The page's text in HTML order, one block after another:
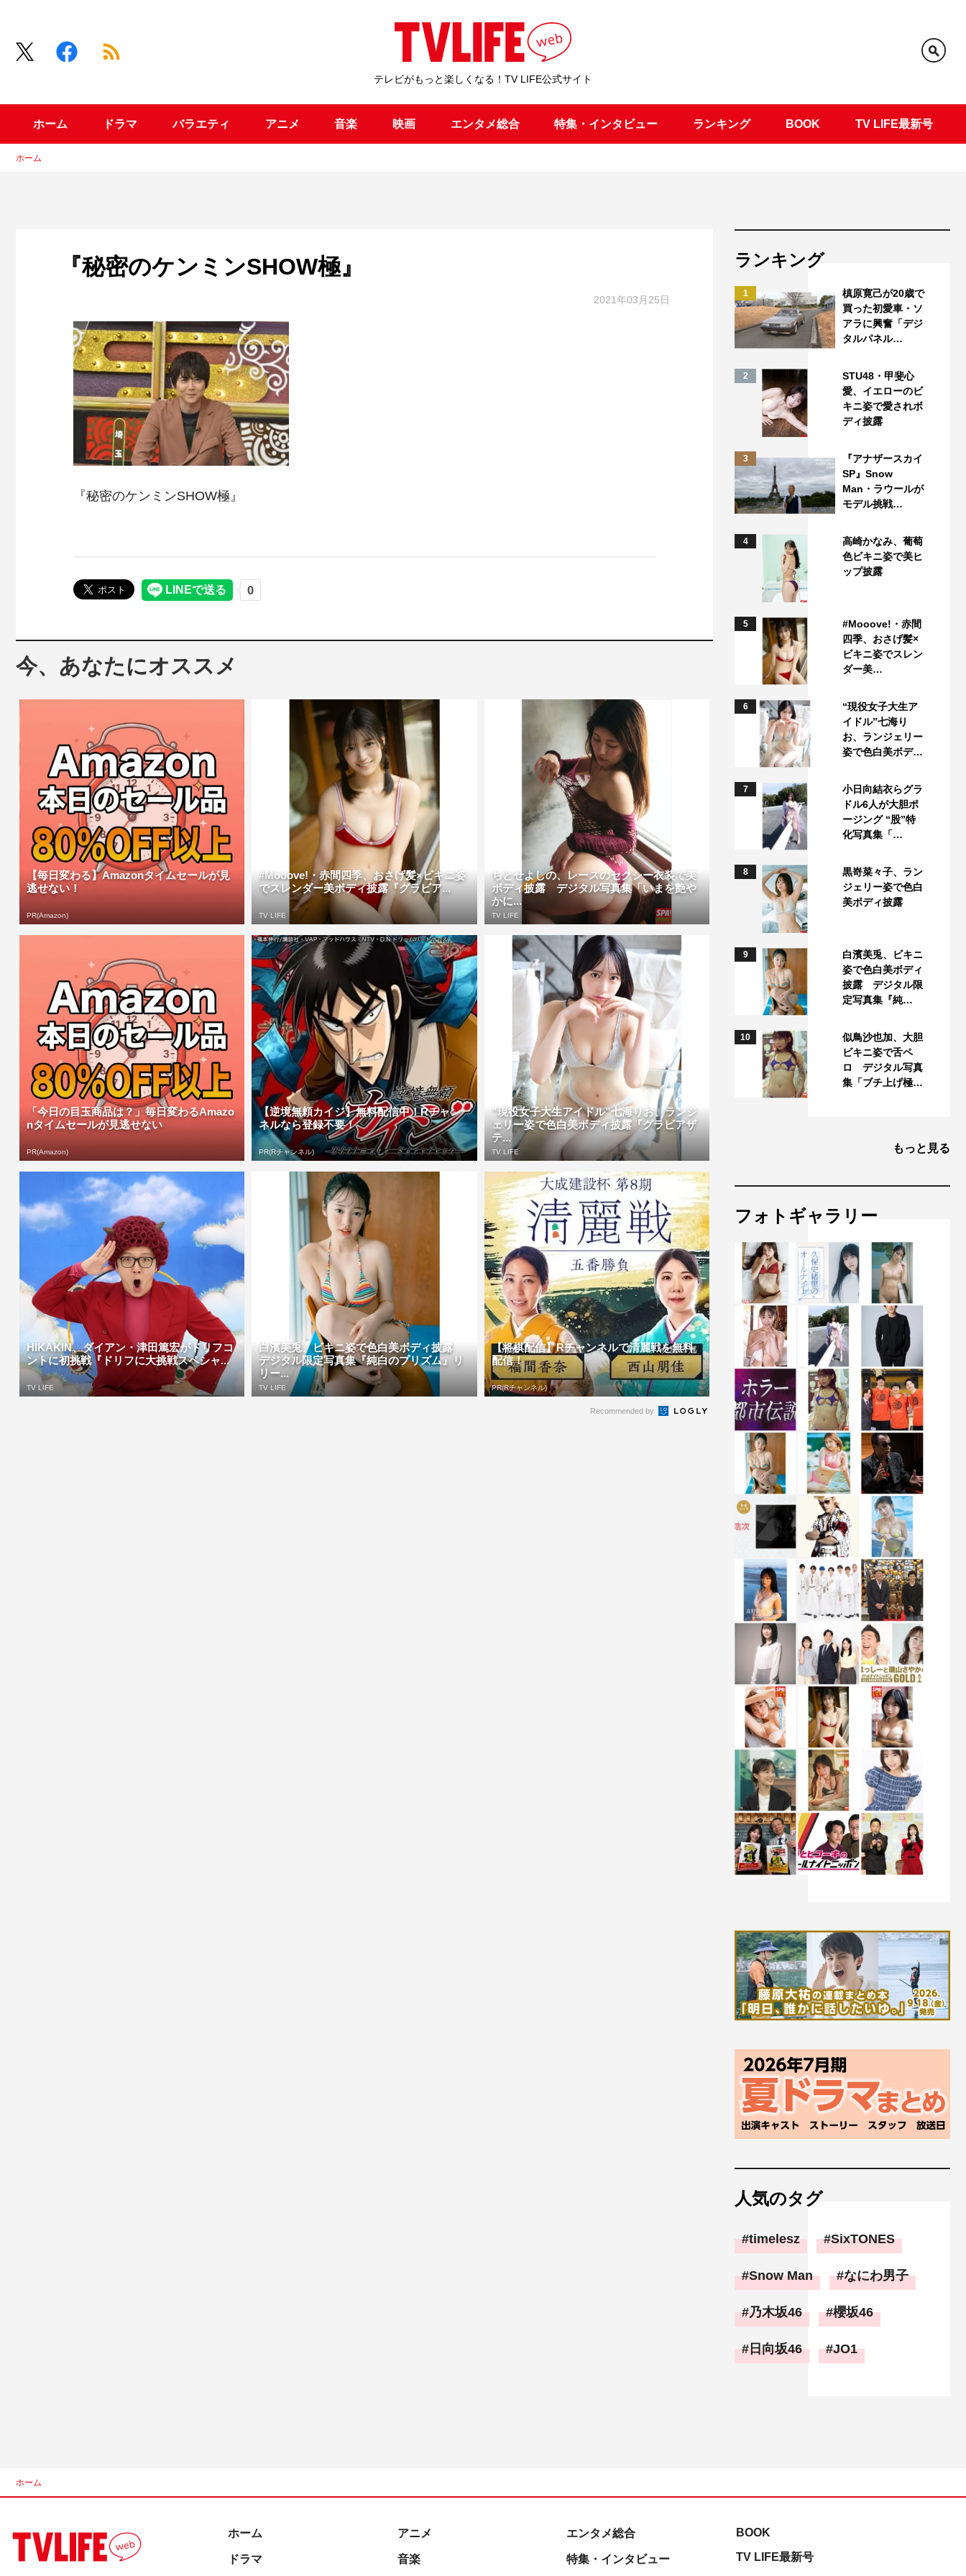
テレビがもっと楽しくなる！TV LIFE公式サイト
ホーム ドラマ バラエティ アニメ 音楽 映画 エンタメ総合 特集・インタビュー ランキング BOOK TV LIFE最新号
ホーム
『秘密のケンミンSHOW極』
2021年03月25日
『秘密のケンミンSHOW極』
今、あなたにオススメ
【毎日変わる】Amazonタイムセールが見
逃せない！
PR(Amazon)
#Mooove!・赤間四季、おさげ髪×ビキニ姿
でスレンダー美ボディ披露『グラビア...
TV LIFE
ちとせよしの、レースのセクシー衣装で美
ボディ披露 デジタル写真集「いまを艶や
かに...
TV LIFE
「今日の目玉商品は？」毎日変わるAmazo
nタイムセールが見逃せない
PR(Amazon)
【逆境無頼カイジ】無料配信中！Rチャン
ネルなら登録不要！
PR(Rチャンネル)
”現役女子大生アイドル”七海りお、ランジ
ェリー姿で色白美ボディ披露『グラビアザ
テ...
TV LIFE
HIKAKIN、ダイアン・津田篤宏がドリフコ
ントに初挑戦『ドリフに大挑戦スペシャ...
TV LIFE
白濱美兎、ビキニ姿で色白美ボディ披露
デジタル限定写真集『純白のプリズム』リ
リー...
TV LIFE
【将棋配信】Rチャンネルで清麗戦を無料
配信！
PR(Rチャンネル)
Recommended by
ランキング
1
槙原寛己が20歳で
買った初愛車・ソ
アラに興奮「デジ
タルパネル…
2
STU48・甲斐心
愛、イエローのビ
キニ姿で愛されボ
ディ披露
3
『アナザースカイ
SP』Snow
Man・ラウールが
モデル挑戦…
4
高崎かなみ、葡萄
色ビキニ姿で美ヒ
ップ披露
5
#Mooove!・赤間
四季、おさげ髪×
ビキニ姿でスレン
ダー美…
6
“現役女子大生ア
イドル”七海り
お、ランジェリー
姿で色白美ボデ…
7
小日向結衣らグラ
ドル6人が大胆ポ
ージング “股”特
化写真集「…
8
黒嵜菜々子、ラン
ジェリー姿で色白
美ボディ披露
9
白濱美兎、ビキニ
姿で色白美ボディ
披露 デジタル限
定写真集『純…
10
似鳥沙也加、大胆
ビキニ姿で舌ペ
ロ デジタル写真
集「ブチ上げ極…
もっと見る
フォトギャラリー
人気のタグ
timelesz SixTONES
Snow Man なにわ男子
乃木坂46 櫻坂46
日向坂46 JO1
ホーム
ホーム
ドラマ
アニメ
音楽
エンタメ総合
特集・インタビュー
BOOK
TV LIFE最新号